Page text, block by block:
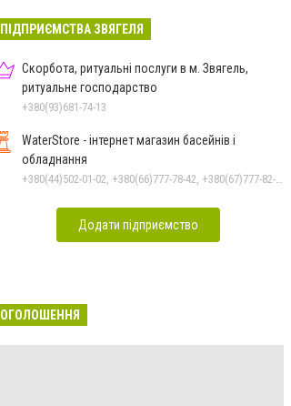
ПІДПРИЄМСТВА ЗВЯГЕЛЯ
Скорбота, ритуальні послуги в м. Звягель,
ритуальне господарство
+380(93)681-74-13
WaterStore - інтернет магазин басейнів і
обладнання
+380(44)502-01-02, +380(66)777-78-42, +380(67)777-82-19, +380(67)890-80-80, +380(73)890-80-80, +380(44)502-01-03
Додати підприємство
ОГОЛОШЕННЯ